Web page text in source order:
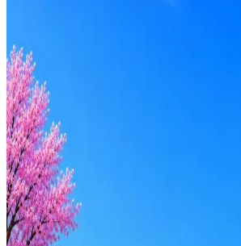
Будьте осторожны: если работодатель
Google, iCloud или Госуслуги, прислать
запустить ПО или перевести деньги —